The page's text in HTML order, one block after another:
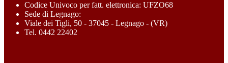
Codice Univoco per fatt. elettronica: UFZO68
Sede di Legnago:
Viale dei Tigli, 50 - 37045 - Legnago - (VR)
Tel. 0442 22402